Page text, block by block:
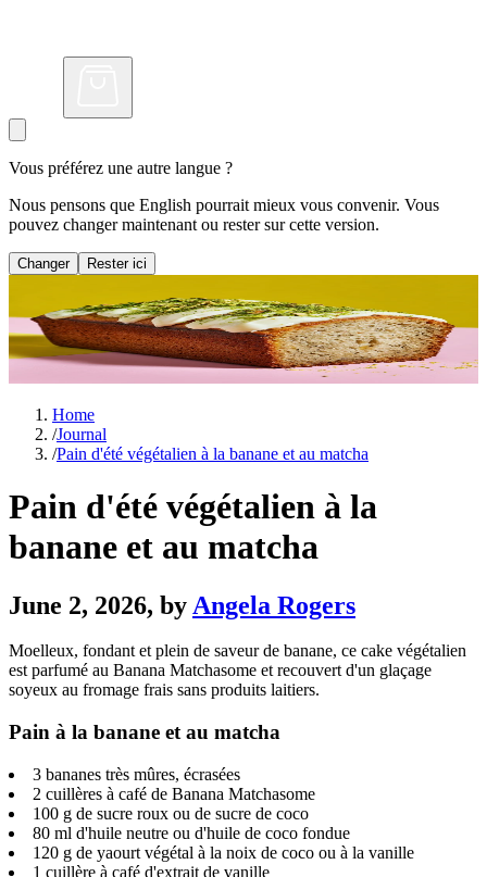
Vous préférez une autre langue ?
Nous pensons que English pourrait mieux vous convenir. Vous
pouvez changer maintenant ou rester sur cette version.
Changer Rester ici
Home
/Journal
/Pain d'été végétalien à la banane et au matcha
Pain d'été végétalien à la
banane et au matcha
June 2, 2026, by Angela Rogers
Moelleux, fondant et plein de saveur de banane, ce cake végétalien
est parfumé au Banana Matchasome et recouvert d'un glaçage
soyeux au fromage frais sans produits laitiers.
Pain à la banane et au matcha
3 bananes très mûres, écrasées
2 cuillères à café de Banana Matchasome
100 g de sucre roux ou de sucre de coco
80 ml d'huile neutre ou d'huile de coco fondue
120 g de yaourt végétal à la noix de coco ou à la vanille
1 cuillère à café d'extrait de vanille